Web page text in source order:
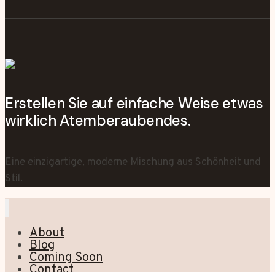
Erstellen Sie auf einfache Weise etwas
wirklich Atemberaubendes.
Eine einzigartige, moderne Mischung aus Schönheit und
Stil.
About
Blog
Coming Soon